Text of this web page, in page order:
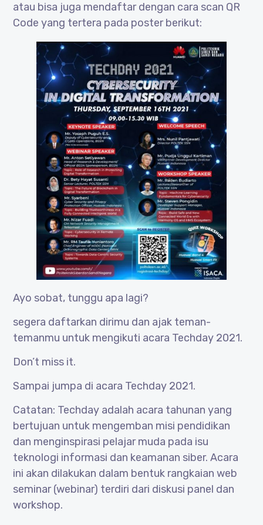
atau bisa juga mendaftar dengan cara scan QR
Code yang tertera pada poster berikut:
Ayo sobat, tunggu apa lagi?
segera daftarkan dirimu dan ajak teman-
temanmu untuk mengikuti acara Techday 2021.
Don’t miss it.
Sampai jumpa di acara Techday 2021.
Catatan: Techday adalah acara tahunan yang
bertujuan untuk mengemban misi pendidikan
dan menginspirasi pelajar muda pada isu
teknologi informasi dan keamanan siber. Acara
ini akan dilakukan dalam bentuk rangkaian web
seminar (webinar) terdiri dari diskusi panel dan
workshop.